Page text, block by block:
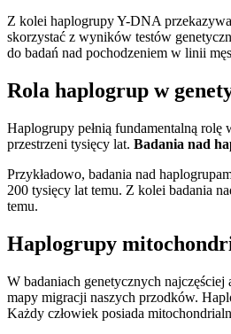
Z kolei haplogrupy Y-DNA
skorzystać z wyników testów
do badań nad pochodzeniem w linii
Rola haplogrup w
Haplogrupy pełnią fundamentalną rolę
przestrzeni tysięcy lat. Badania nad
Przykładowo, badania nad
200 tysięcy lat temu. Z kolei badania
temu.
Haplogrupy
W badaniach genetycznych najczęściej
mapy migracji naszych przodków.
Każdy człowiek posiada